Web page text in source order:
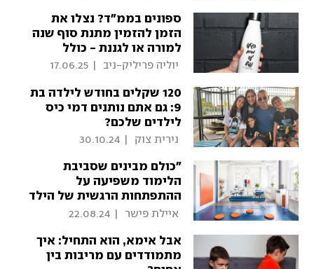
ספונים בממ"ד? נצלו את
הזמן להזמין מתנת סוף שנה
למורה או לגננת - כולל
משלוח
יוליה פריליק-ניב 17.06.25
120 שקלים בחודש לילדה בת
9: גם אתם נותנים דמי כיס
לילדים שלכם?
נירית צוק 30.10.24
"כולם מבינים שסביבת
הלימוד משפיעה על
ההתפתחות הרגשית של הילד
ועל הישגיו"
איילת פישר 22.08.24
אבל אימא, הוא התחיל: איך
מתמודדים עם מריבות בין